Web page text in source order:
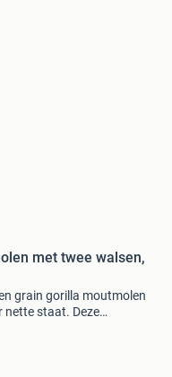
met twee walsen,
grain gorilla moutmolen
nette staat. Deze